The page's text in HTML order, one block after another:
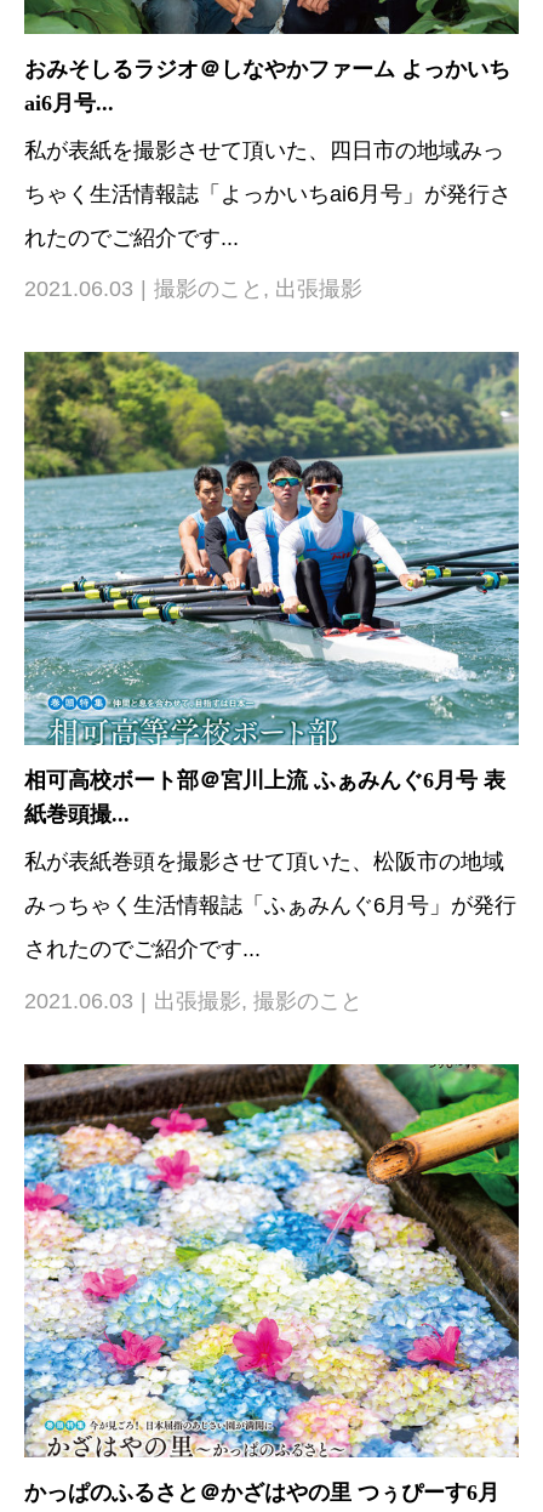
おみそしるラジオ＠しなやかファーム よっかいち
ai6月号...
私が表紙を撮影させて頂いた、四日市の地域みっ
ちゃく生活情報誌「よっかいちai6月号」が発行さ
れたのでご紹介です...
2021.06.03 撮影のこと , 出張撮影
相可高校ボート部＠宮川上流 ふぁみんぐ6月号 表
紙巻頭撮...
私が表紙巻頭を撮影させて頂いた、松阪市の地域
みっちゃく生活情報誌「ふぁみんぐ6月号」が発行
されたのでご紹介です...
2021.06.03 出張撮影, 撮影のこと
かっぱのふるさと＠かざはやの里 つぅぴーす6月